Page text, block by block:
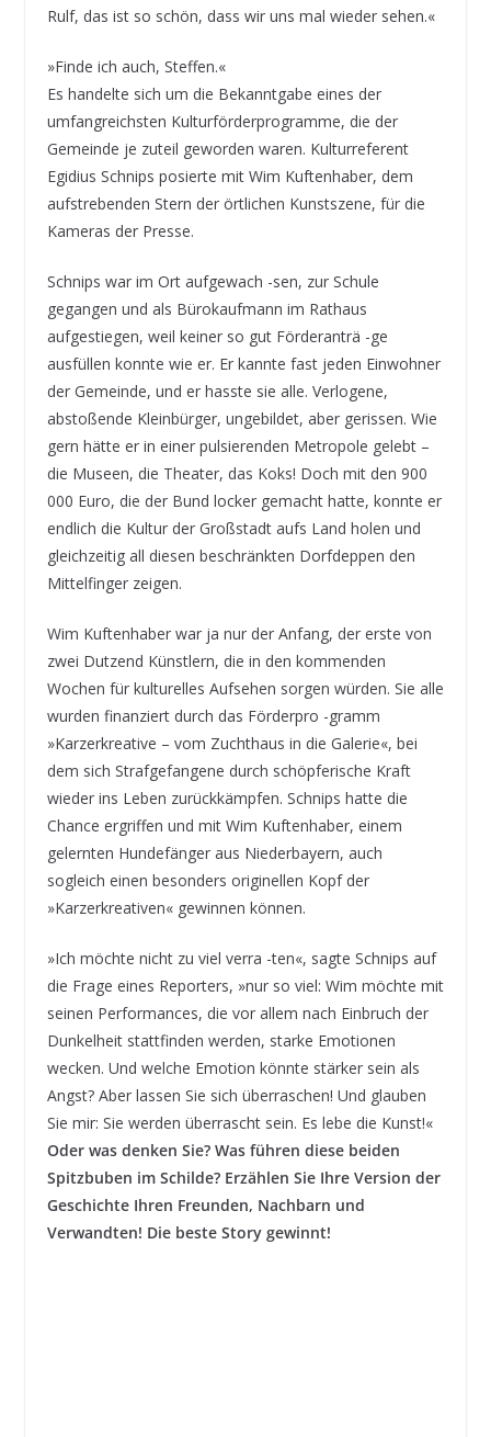
Rulf, das ist so schön, dass wir uns mal wieder sehen.«
»Finde ich auch, Steffen.«
Es handelte sich um die Bekanntgabe eines der
umfangreichsten Kulturförderprogramme, die der
Gemeinde je zuteil geworden waren. Kulturreferent
Egidius Schnips posierte mit Wim Kuftenhaber, dem
aufstrebenden Stern der örtlichen Kunstszene, für die
Kameras der Presse.
Schnips war im Ort aufgewach -sen, zur Schule
gegangen und als Bürokaufmann im Rathaus
aufgestiegen, weil keiner so gut Förderanträ -ge
ausfüllen konnte wie er. Er kannte fast jeden Einwohner
der Gemeinde, und er hasste sie alle. Verlogene,
abstoßende Kleinbürger, ungebildet, aber gerissen. Wie
gern hätte er in einer pulsierenden Metropole gelebt –
die Museen, die Theater, das Koks! Doch mit den 900
000 Euro, die der Bund locker gemacht hatte, konnte er
endlich die Kultur der Großstadt aufs Land holen und
gleichzeitig all diesen beschränkten Dorfdeppen den
Mittelfinger zeigen.
Wim Kuftenhaber war ja nur der Anfang, der erste von
zwei Dutzend Künstlern, die in den kommenden
Wochen für kulturelles Aufsehen sorgen würden. Sie alle
wurden finanziert durch das Förderpro -gramm
»Karzerkreative – vom Zuchthaus in die Galerie«, bei
dem sich Strafgefangene durch schöpferische Kraft
wieder ins Leben zurückkämpfen. Schnips hatte die
Chance ergriffen und mit Wim Kuftenhaber, einem
gelernten Hundefänger aus Niederbayern, auch
sogleich einen besonders originellen Kopf der
»Karzerkreativen« gewinnen können.
»Ich möchte nicht zu viel verra -ten«, sagte Schnips auf
die Frage eines Reporters, »nur so viel: Wim möchte mit
seinen Performances, die vor allem nach Einbruch der
Dunkelheit stattfinden werden, starke Emotionen
wecken. Und welche Emotion könnte stärker sein als
Angst? Aber lassen Sie sich überraschen! Und glauben
Sie mir: Sie werden überrascht sein. Es lebe die Kunst!«
Oder was denken Sie? Was führen diese beiden
Spitzbuben im Schilde? Erzählen Sie Ihre Version der
Geschichte Ihren Freunden, Nachbarn und
Verwandten! Die beste Story gewinnt!